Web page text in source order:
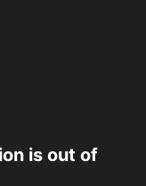
is out of